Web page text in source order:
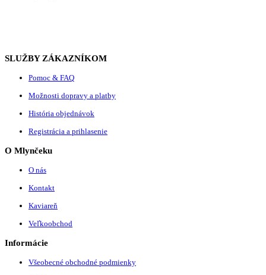
SLUŽBY ZÁKAZNÍKOM
Pomoc & FAQ
Možnosti dopravy a platby
História objednávok
Registrácia a prihlasenie
O Mlynčeku
O nás
Kontakt
Kaviareň
Veľkoobchod
Informácie
Všeobecné obchodné podmienky